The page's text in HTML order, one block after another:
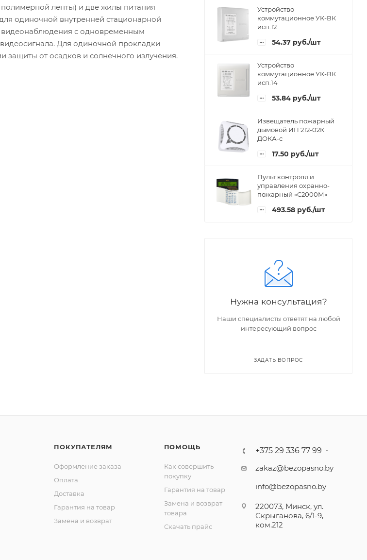
ленты) и две жилы питания
одиночной внутренней стационарной
видеонаблюдения с одновременным
Для одиночной прокладки
защиты от осадков и солнечного излучения.
Устройство
коммутационное УК-ВК
исп.12
54.37 руб./шт
Устройство
коммутационное УК-ВК
исп.14
53.84 руб./шт
Извещатель пожарный
дымовой ИП 212-02К
ДОКА-с
17.50 руб./шт
Пульт контроля и
управления охранно-
пожарный «С2000М»
493.58 руб./шт
Нужна консультация?
Наши специалисты ответят на любой
интересующий вопрос
ЗАДАТЬ ВОПРОС
ПОКУПАТЕЛЯМ
Оформление заказа
Оплата
Доставка
Гарантия на товар
Замена и возврат
ПОМОЩЬ
Как совершить
покупку
Гарантия на товар
Замена и возврат
товара
Скачать прайс
+375 29 336 77 99
zakaz@bezopasno.by
info@bezopasno.by
220073, Минск, ул.
Скрыганова, 6/1-9,
ком.212